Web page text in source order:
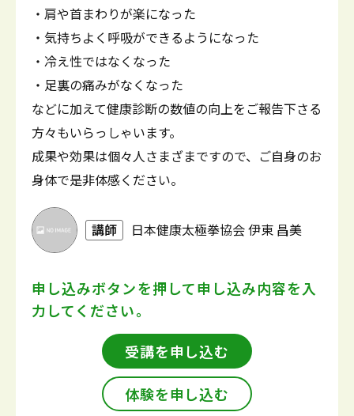
・肩や首まわりが楽になった
・気持ちよく呼吸ができるようになった
・冷え性ではなくなった
・足裏の痛みがなくなった
などに加えて健康診断の数値の向上をご報告下さる
方々もいらっしゃいます。
成果や効果は個々人さまざまですので、ご自身のお
身体で是非体感ください。
講師 日本健康太極拳協会 伊東 昌美
申し込みボタンを押して申し込み内容を入
力してください。
受講を申し込む
体験を申し込む